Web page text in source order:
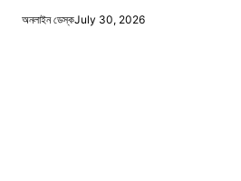
অনলাইন ডেস্কJuly 30, 2026